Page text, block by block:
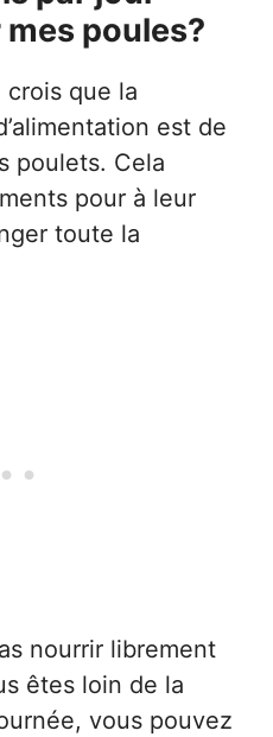
poules?
que la
est de
poulets. Cela
pour à leur
toute la
nourrir librement
êtes loin de la
vous pouvez